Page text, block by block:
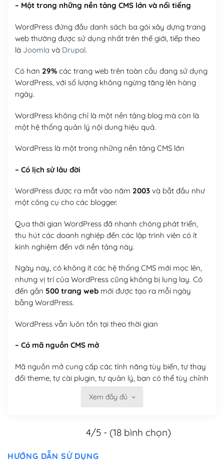
– Một trong những nền tảng CMS lớn và nổi tiếng
WordPress đứng đầu danh sách ba gói xây dựng trang
web thường được sử dụng nhất trên thế giới, tiếp theo
là Joomla và Drupal.
Có hơn 29%các trang web trên toàn cầu đang sử dụng
WordPress, với số lượng không ngừng tăng lên hàng
ngày.
WordPress không chỉ là một nền tảng blog mà còn là
một hệ thống quản lý nội dung hiệu quả.
WordPress là một trong những nền tảng CMS lớn
– Có lịch sử lâu đời
WordPress được ra mắt vào năm 2003và bắt đầu như
một công cụ cho các blogger.
Qua thời gian WordPress đã nhanh chóng phát triển,
thu hút các doanh nghiệp đến các lập trình viên có ít
kinh nghiệm đến với nền tảng này.
Ngày nay, có không ít các hệ thống CMS mới mọc lên,
nhưng vị trí của WordPress cũng không bị lung lay. Có
đến gần 500 trang webmới được tạo ra mỗi ngày
bằng WordPress.
WordPress vẫn luôn tồn tại theo thời gian
– Có mã nguồn CMS mở
Mã nguồn mở cung cấp các tính năng tùy biến, tự thay
đổi theme, tự cài plugin, tự quản lý, bạn có thể tùy chỉnh
Có thể tùy biến trên website WordPress
Xem đầy đủ
4/5 - (18 bình chọn)
HƯỚNG DẪN SỬ DỤNG